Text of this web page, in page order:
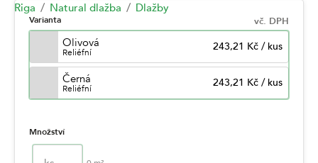
Riga Natural dlažba Dlažby
Varianta vč. DPH
Olivová
Reliéfní 243,21 Kč / kus
Černá
Reliéfní 243,21 Kč / kus
Množství